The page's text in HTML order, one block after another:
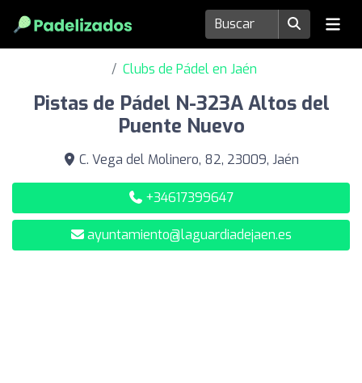
Clubs de Pádel en Jaén
Pistas de Pádel N-323A Altos del
Puente Nuevo
C. Vega del Molinero, 82, 23009, Jaén
+34617399647
ayuntamiento@laguardiadejaen.es